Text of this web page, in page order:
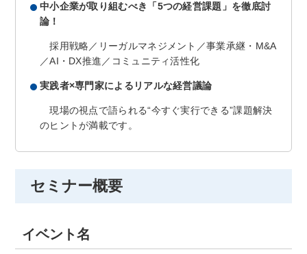
中小企業が取り組むべき「5つの経営課題」を徹底討
論！
採用戦略／リーガルマネジメント／事業承継・M&A
／AI・DX推進／コミュニティ活性化
実践者×専門家によるリアルな経営議論
現場の視点で語られる“今すぐ実行できる”課題解決
のヒントが満載です。
セミナー概要
イベント名